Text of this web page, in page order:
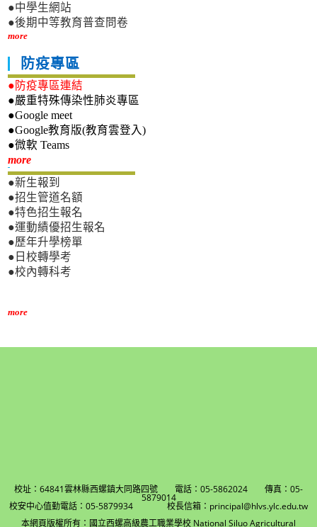
●中學生網站
●後期中等教育普查問卷
more
防疫專區
●防疫專區連結
●嚴重特殊傳染性肺炎專區
●Google meet
●Google教育版(教育雲登入)
●微軟 Teams
more新生專區
●新生報到
●招生管道名額
●特色招生報名
●運動績優招生報名
●歷年升學榜單
●日校轉學考
●校內轉科考
more
校址：64841雲林縣西螺鎮大同路四號 電話：05-5862024 傳真：05-
5879014
校安中心值勤電話：05-5879934 校長信箱：principal@hlvs.ylc.edu.tw
本網頁版權所有：國立西螺高級農工職業學校 National Siluo Agricultural